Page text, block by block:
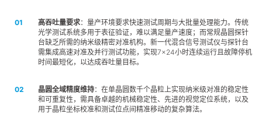
高吞吐量要求：量产环境要求快速测试周期与大批量处理能力。传统
光学测试系统多用于表征验证，难以满足量产速度；而常规晶圆探针
台缺乏所需的纳米级精密对准机构。新一代混合信号测试仪与探针台
需集成高速对准及并行测试功能，实现7×24小时连续运行且故障停机
时间最短化，以达成吞吐量目标。
晶圆全域精度维持：在单晶圆数千个晶粒上实现纳米级对准的稳定性
和可重复性，需具备卓越的机械稳定性、先进的视觉定位系统，以及
用于晶粒坐标校准和测试位点间精准移动的复杂算法。